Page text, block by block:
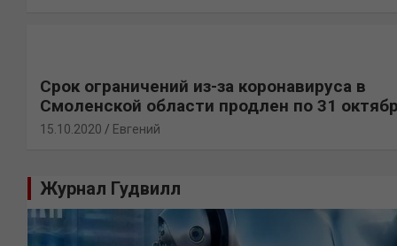
Срок ограничений из-за коронавируса в
Смоленской области продлен по 31
15.10.2020 Евгений
Журнал Гудвилл